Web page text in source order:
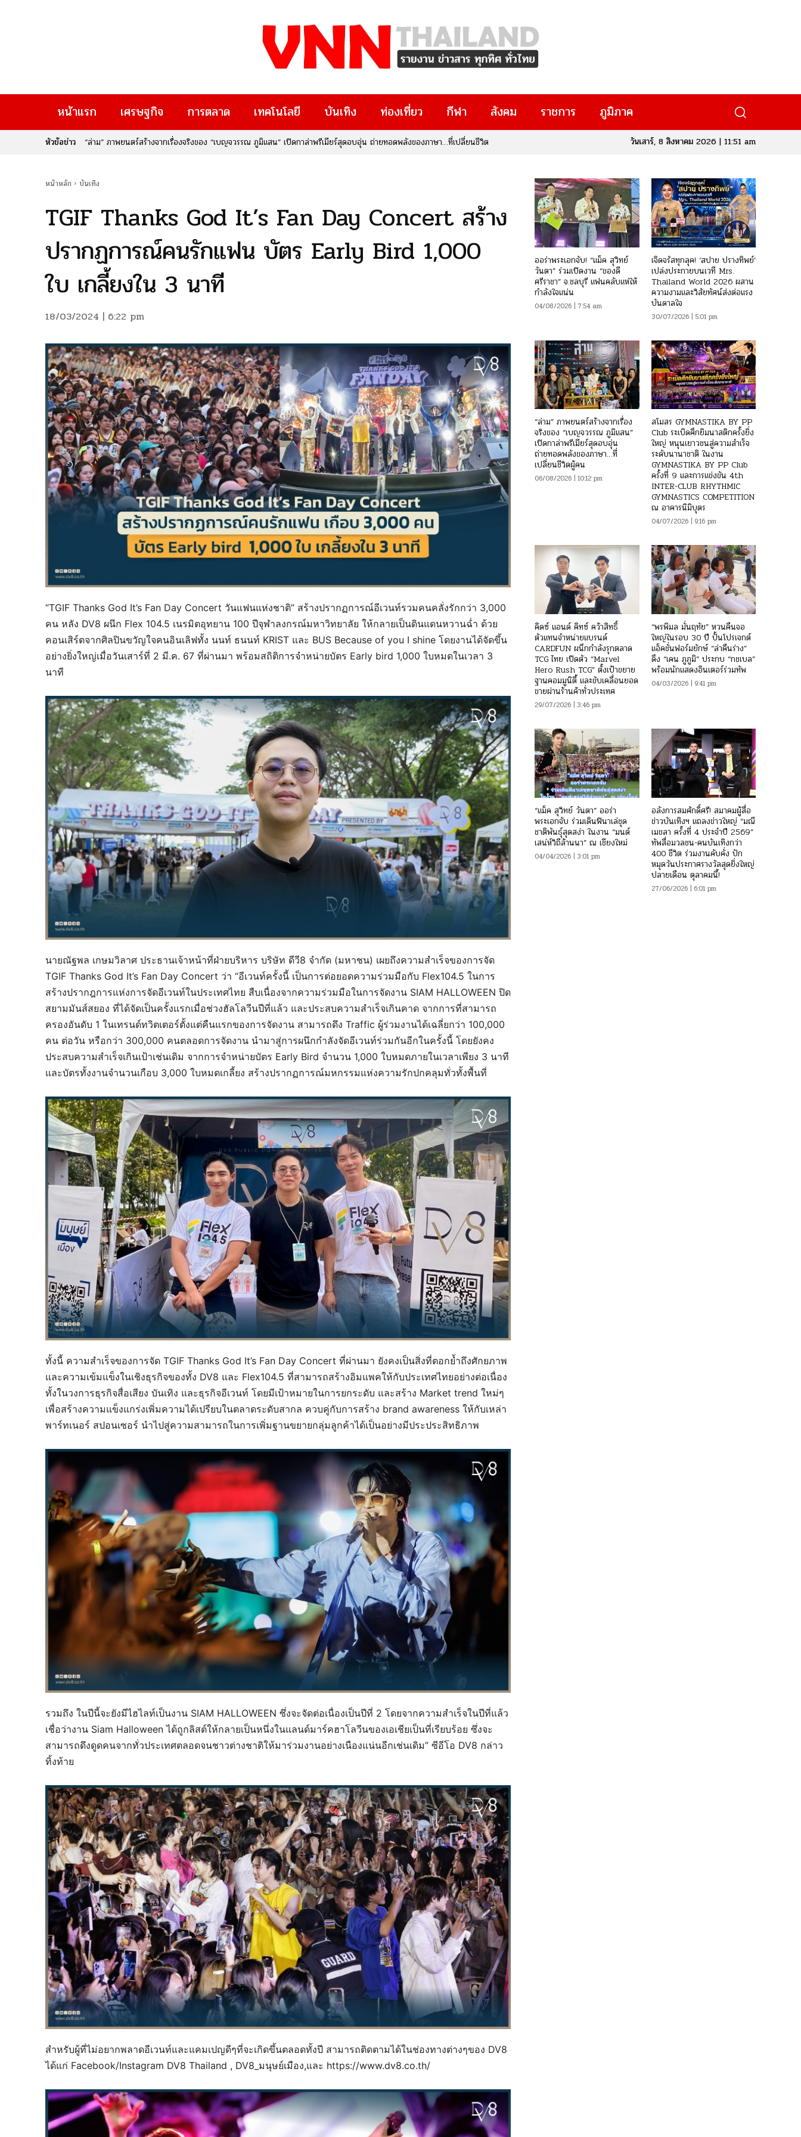
หน้าแรก เศรษฐกิจ การตลาด เทคโนโลยี บันเทิง ท่องเที่ยว กีฬา สังคม ราชการ ภูมิภาค
หัวข้อข่าว
“ล่าม” ภาพยนตร์สร้างจากเรื่องจริงของ “เบญจวรรณ ภูมิแสน” เปิดกาล่าพรีเมียร์สุดอบอุ่น ถ่ายทอดพลังของภาษา…ที่เปลี่ยนชีวิต
วันเสาร์, 8 สิงหาคม 2026 | 11:51 am
หน้าหลัก บันเทิง
TGIF Thanks God It’s Fan Day Concert สร้าง
ปรากฏการณ์คนรักแฟน บัตร Early Bird 1,000
ใบ เกลี้ยงใน 3 นาที
18/03/2024 | 6:22 pm
“TGIF Thanks God It’s Fan Day Concert วันแฟนแห่งชาติ” สร้างปรากฏการณ์อีเวนท์รวมคนคลั่งรักกว่า 3,000
คน หลัง DV8 ผนึก Flex 104.5 เนรมิตอุทยาน 100 ปีจุฬาลงกรณ์มหาวิทยาลัย ให้กลายเป็นดินแดนหวานฉ่ำ ด้วย
คอนเสิร์ตจากศิลปินขวัญใจคนอินเลิฟทั้ง นนท์ ธนนท์ KRIST และ BUS Because of you I shine โดยงานได้จัดขึ้น
อย่างยิ่งใหญ่เมื่อวันเสาร์ที่ 2 มี.ค. 67 ที่ผ่านมา พร้อมสถิติการจำหน่ายบัตร Early bird 1,000 ใบหมดในเวลา 3
นาที
นายณัฐพล เกษมวิลาศ ประธานเจ้าหน้าที่ฝ่ายบริหาร บริษัท ดีวี8 จำกัด (มหาชน) เผยถึงความสำเร็จของการจัด
TGIF Thanks God It’s Fan Day Concert ว่า “อีเวนท์ครั้งนี้ เป็นการต่อยอดความร่วมมือกับ Flex104.5 ในการ
สร้างปรากฎการแห่งการจัดอีเวนท์ในประเทศไทย สืบเนื่องจากความร่วมมือในการจัดงาน SIAM HALLOWEEN ปิด
สยามมันส์สยอง ที่ได้จัดเป็นครั้งแรกเมื่อช่วงฮัลโลวีนปีที่แล้ว และประสบความสำเร็จเกินคาด จากการที่สามารถ
ครองอันดับ 1 ในเทรนด์ทวิตเตอร์ตั้งแต่คืนแรกของการจัดงาน สามารถดึง Traffic ผู้ร่วมงานได้เฉลี่ยกว่า 100,000
คน ต่อวัน หรือกว่า 300,000 คนตลอดการจัดงาน นำมาสู่การผนึกกำลังจัดอีเวนท์ร่วมกันอีกในครั้งนี้ โดยยังคง
ประสบความสำเร็จเกินเป้าเช่นเดิม จากการจำหน่ายบัตร Early Bird จำนวน 1,000 ใบหมดภายในเวลาเพียง 3 นาที
และบัตรทั้งงานจำนวนเกือบ 3,000 ใบหมดเกลี้ยง สร้างปรากฏการณ์มหกรรมแห่งความรักปกคลุมทั่วทั้งพื้นที่
ทั้งนี้ ความสำเร็จของการจัด TGIF Thanks God It’s Fan Day Concert ที่ผ่านมา ยังคงเป็นสิ่งที่ตอกย้ำถึงศักยภาพ
และความเข้มแข็งในเชิงธุรกิจของทั้ง DV8 และ Flex104.5 ที่สามารถสร้างอิมแพคให้กับประเทศไทยอย่างต่อเนื่อง
ทั้งในวงการธุรกิจสื่อเสียง บันเทิง และธุรกิจอีเวนท์ โดยมีเป้าหมายในการยกระดับ และสร้าง Market trend ใหม่ๆ
เพื่อสร้างความแข็งแกร่งเพิ่มความได้เปรียบในตลาดระดับสากล ควบคู่กับการสร้าง brand awareness ให้กับเหล่า
พาร์ทเนอร์ สปอนเซอร์ นำไปสู่ความสามารถในการเพิ่มฐานขยายกลุ่มลูกค้าได้เป็นอย่างมีประประสิทธิภาพ
รวมถึง ในปีนี้จะยังมีไฮไลท์เป็นงาน SIAM HALLOWEEN ซึ่งจะจัดต่อเนื่องเป็นปีที่ 2 โดยจากความสำเร็จในปีที่แล้ว
เชื่อว่างาน Siam Halloween ได้ถูกลิสต์ให้กลายเป็นหนึ่งในแลนด์มาร์คฮาโลวีนของเอเชียเป็นที่เรียบร้อย ซึ่งจะ
สามารถดึงดูดคนจากทั่วประเทศตลอดจนชาวต่างชาติให้มาร่วมงานอย่างเนืองแน่นอีกเช่นเดิม” ซีอีโอ DV8 กล่าว
ทิ้งท้าย
สำหรับผู้ที่ไม่อยากพลาดอีเวนท์และแคมเปญดีๆที่จะเกิดขึ้นตลอดทั้งปี สามารถติดตามได้ในช่องทางต่างๆของ DV8
ได้แก่ Facebook/Instagram DV8 Thailand , DV8_มนุษย์เมือง,และ https://www.dv8.co.th/
ออร่าพระเอกจับ! “แม็ค สุวิทย์
วันตา” ร่วมเปิดงาน “ของดี
ศรีราชา” จ.ชลบุรี แฟนคลับแห่ให้
กำลังใจแน่น
04/08/2026 | 7:54 am
เจิดจรัสทุกลุค! ‘สปาย ปรางทิพย์’
เปล่งประกายบนเวที Mrs.
Thailand World 2026 ผสาน
ความงามและวิสัยทัศน์ส่งต่อแรง
บันดาลใจ
30/07/2026 | 5:01 pm
“ล่าม” ภาพยนตร์สร้างจากเรื่อง
จริงของ “เบญจวรรณ ภูมิแสน”
เปิดกาล่าพรีเมียร์สุดอบอุ่น
ถ่ายทอดพลังของภาษา…ที่
เปลี่ยนชีวิตผู้คน
06/08/2026 | 10:12 pm
สโมสร GYMNASTIKA BY PP
Club ระเบิดศึกยิมนาสติกครั้งยิ่ง
ใหญ่ หนุนเยาวชนสู่ความสำเร็จ
ระดับนานาชาติ ในงาน
GYMNASTIKA BY PP Club
ครั้งที่ 9 และการแข่งขัน 4th
INTER-CLUB RHYTHMIC
GYMNASTICS COMPETITION
ณ อาคารนิมิบุตร
04/07/2026 | 9:16 pm
คิดซ์ แอนด์ คิทซ์ คว้าสิทธิ์
ตัวแทนจำหน่ายแบรนด์
CARDFUN ผนึกกำลังรุกตลาด
TCG ไทย เปิดตัว “Marvel
Hero Rush TCG” ตั้งเป้าขยาย
ฐานคอมมูนิตี้ และขับเคลื่อนยอด
ขายผ่านร้านค้าทั่วประเทศ
29/07/2026 | 3:46 pm
“พรพิมล มั่นฤทัย” หวนคืนจอ
ใหญ่ในรอบ 30 ปี ปั้นโปรเจกต์
แอ็คชั่นฟอร์มยักษ์ “ล่าคืนร่าง”
ดึง “เคน ภูภูมิ” ประกบ “กชเบล”
พร้อมนักแสดงอินเตอร์ร่วมทัพ
04/03/2026 | 9:41 pm
“แม็ค สุวิทย์ วันตา” ออร่า
พระเอกจับ ร่วมเดินฟินาเล่ชุด
ชาติพันธุ์สุดสง่า ในงาน “มนต์
เสน่ห์วิถีล้านนา” ณ เชียงใหม่
04/04/2026 | 3:01 pm
อลังการสมศักดิ์ศรี! สมาคมผู้สื่อ
ข่าวบันเทิงฯ แถลงข่าวใหญ่ “มณี
เมขลา ครั้งที่ 4 ประจำปี 2569”
ทัพสื่อมวลชน-คนบันเทิงกว่า
400 ชีวิต ร่วมงานคับคั่ง ปัก
หมุดวันประกาศรางวัลสุดยิ่งใหญ่
ปลายเดือน ตุลาคมนี้!
27/06/2026 | 6:01 pm